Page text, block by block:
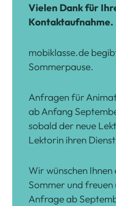
Vielen Dank für
Kontaktaufnahme.
mobiklasse.de
Sommerpause.
Anfragen für
ab Anfang
sobald der neue
Lektorin ihren
Wir wünschen Ihnen
Sommer und freuen
Anfrage ab